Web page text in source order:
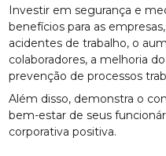
Investir em segurança e
benefícios para as
acidentes de trabalho, o
colaboradores, a melhoria
prevenção de processos
Além disso, demonstra o
bem-estar de seus
corporativa positiva.